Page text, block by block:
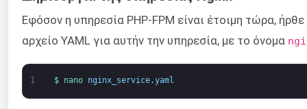
Εφόσον η υπηρεσία PHP-FPM είναι έτοιμη τώρα,
αρχείο YAML για αυτήν την υπηρεσία, με το όνομα
1 $ nano nginx_service.yaml